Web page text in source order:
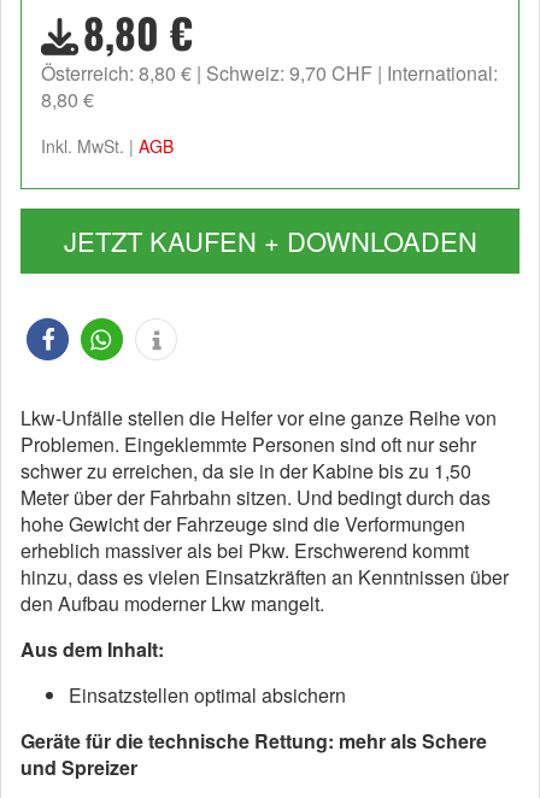
8,80 €
Österreich: 8,80 € Schweiz: 9,70 CHF International:
8,80 €
Inkl. MwSt. | AGB
JETZT KAUFEN + DOWNLOADEN
Lkw-Unfälle stellen die Helfer vor eine ganze Reihe von
Problemen. Eingeklemmte Personen sind oft nur sehr
schwer zu erreichen, da sie in der Kabine bis zu 1,50
Meter über der Fahrbahn sitzen. Und bedingt durch das
hohe Gewicht der Fahrzeuge sind die Verformungen
erheblich massiver als bei Pkw. Erschwerend kommt
hinzu, dass es vielen Einsatzkräften an Kenntnissen über
den Aufbau moderner Lkw mangelt.
Aus dem Inhalt:
Einsatzstellen optimal absichern
Geräte für die technische Rettung: mehr als Schere
und Spreizer